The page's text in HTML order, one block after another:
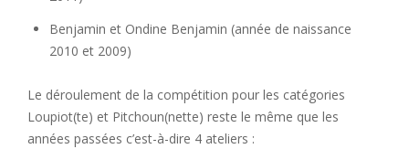
Benjamin et Ondine Benjamin (année de naissance
2010 et 2009)
Le déroulement de la compétition pour les catégories
Loupiot(te) et Pitchoun(nette) reste le même que les
années passées c’est-à-dire 4 ateliers :